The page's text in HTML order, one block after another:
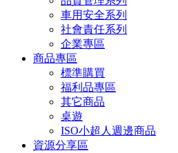
車用安全系列
社會責任系列
企業專區
商品專區
標準購買
福利品專區
其它商品
桌遊
ISO小超人週邊商品
資源分享區